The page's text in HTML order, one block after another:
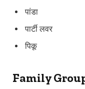
पांडा
पार्टी लवर
पिकू
Family